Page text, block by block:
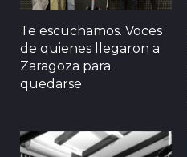
Te escuchamos. Voces
de quienes llegaron a
Zaragoza para
quedarse